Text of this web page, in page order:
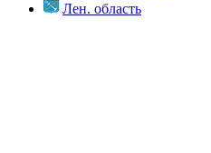
Лен. область